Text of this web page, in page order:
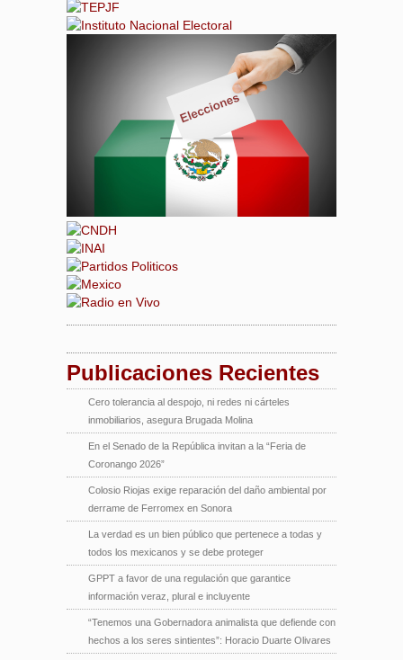
Publicaciones Recientes
Cero tolerancia al despojo, ni redes ni cárteles
inmobiliarios, asegura Brugada Molina
En el Senado de la República invitan a la “Feria de
Coronango 2026”
Colosio Riojas exige reparación del daño ambiental por
derrame de Ferromex en Sonora
La verdad es un bien público que pertenece a todas y
todos los mexicanos y se debe proteger
GPPT a favor de una regulación que garantice
información veraz, plural e incluyente
“Tenemos una Gobernadora animalista que defiende con
hechos a los seres sintientes”: Horacio Duarte Olivares